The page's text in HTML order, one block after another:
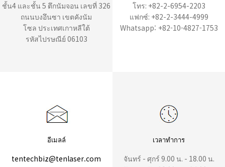
ชั้น4 และชั้น 5 ตึกนัมจอน เลขที่ 326
ถนนบงอึนซา เขตคังนัม
โซล ประเทศเกาหลีใต้
รหัสไปรษณีย์ 06103
โทร: +82-2-6954-2203
แฟกซ์: +82-2-3444-4999
Whatsapp: +82-10-4827-1753
อีเมลล์
tentechbiz@tenlaser.com
เวลาทำการ
จันทร์ - ศุกร์ 9.00 น. - 18.00 น.